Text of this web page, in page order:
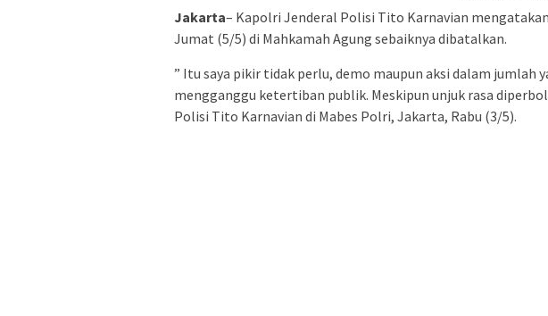
Jakarta– Kapolri Jenderal Polisi Tito Karnavian
Jumat (5/5) di Mahkamah Agung sebaiknya dibatalkan.
” Itu saya pikir tidak perlu, demo maupun aksi dalam jumlah
mengganggu ketertiban publik. Meskipun unjuk rasa
Polisi Tito Karnavian di Mabes Polri, Jakarta, Rabu (3/5).